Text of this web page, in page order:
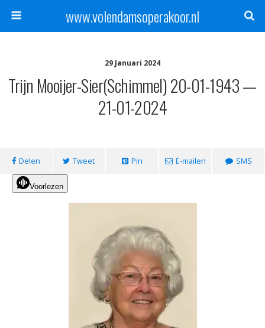
www.volendamsoperakoor.nl
29 Januari 2024
Trijn Mooijer-Sier(Schimmel) 20-01-1943 —
21-01-2024
Delen Tweet Pin E-mailen SMS
Voorlezen